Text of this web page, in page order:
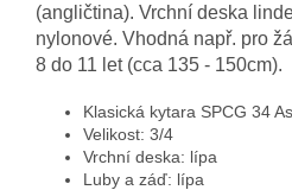
(angličtina). Vrchní deska
nylonové. Vhodná např. pro
8 do 11 let (cca 135 - 150cm).
Klasická kytara SPCG 34
Velikost: 3/4
Vrchní deska: lípa
Luby a záď: lípa